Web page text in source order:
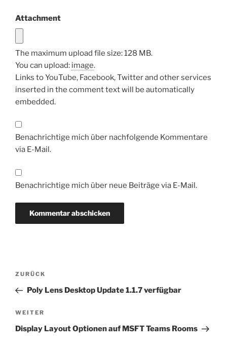
Attachment
The maximum upload file size: 128 MB.
You can upload: image.
Links to YouTube, Facebook, Twitter and other services
inserted in the comment text will be automatically
embedded.
Benachrichtige mich über nachfolgende Kommentare
via E-Mail.
Benachrichtige mich über neue Beiträge via E-Mail.
Beitragsnavigation
Vorheriger
Beitrag
ZURÜCK
Poly Lens Desktop Update 1.1.7 verfügbar
Nächster
Beitrag
WEITER
Display Layout Optionen auf MSFT Teams Rooms